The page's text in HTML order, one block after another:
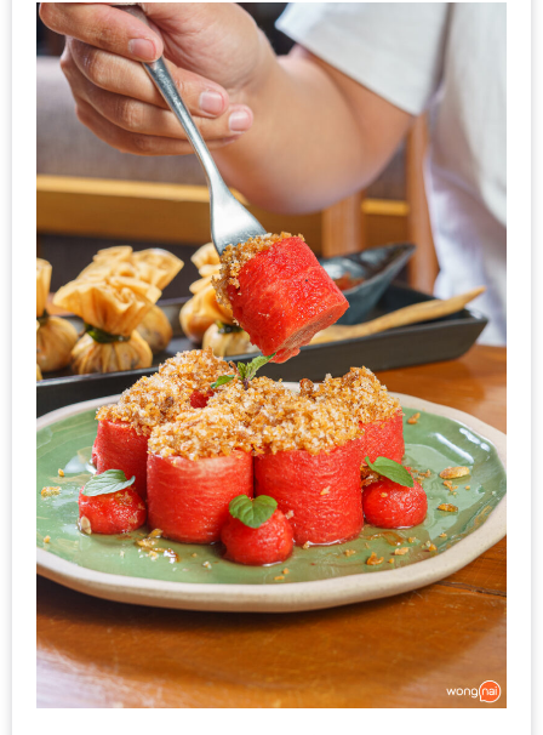
ความ
อร่อย
ทั่ว
เชียงใหม่
ลุ้น
รับ
ประทาน
บุฟเฟ่ต์
ฟรี
ที่
LE
CRYSTAL
เชียงใหม่
ฟรี
2
ท่าน
รับ